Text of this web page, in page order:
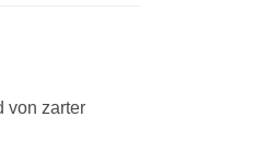
von zarter